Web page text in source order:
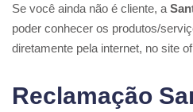
Se você ainda não é cliente, a
poder conhecer os produtos/
diretamente pela internet, no site
Reclamação